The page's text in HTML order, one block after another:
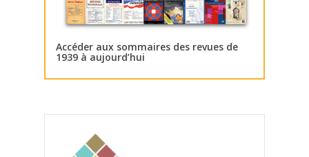
Accéder aux sommaires des revues de
1939 à aujourd’hui